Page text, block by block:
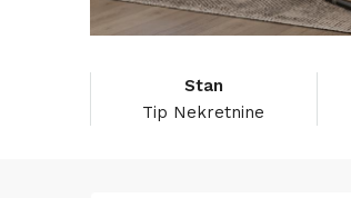
Stan
Tip Nekretnine